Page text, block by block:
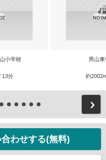
小学校
13分
男山
約
わせする(無料)